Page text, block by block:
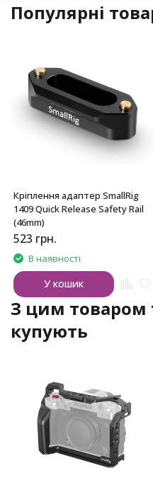
Популярні
Кріплення адаптер SmallRig
1409 Quick Release Safety Rail
(46mm)
523 грн.
В наявності
У кошик
З цим товаром
купують